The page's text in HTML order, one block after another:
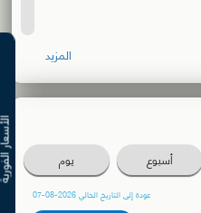
المزيد
أسبوع يوم
عودة إلى التاريخ الحالي 2026-08-07